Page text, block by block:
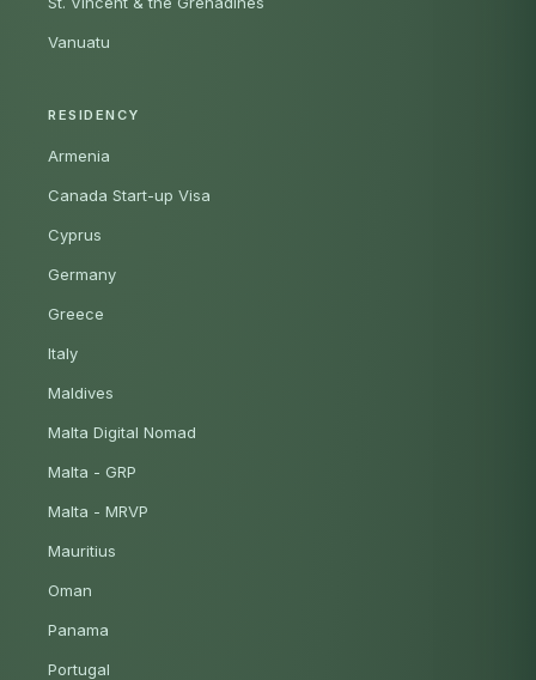
Vanuatu
RESIDENCY
Armenia
Canada Start-up Visa
Cyprus
Germany
Greece
Italy
Maldives
Malta Digital Nomad
Malta - GRP
Malta - MRVP
Mauritius
Oman
Panama
Portugal